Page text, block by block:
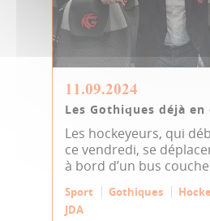
11.09.2024
Les Gothiques déjà en
Les hockeyeurs, qui
ce vendredi, se
à bord d’un bus
Sport Gothiques
JDA